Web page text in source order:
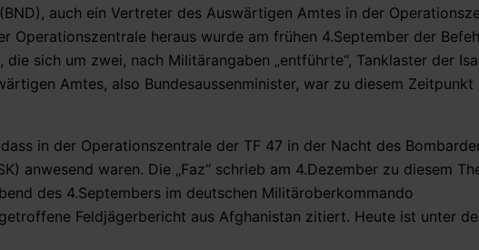
auch ein Vertreter des Auswärtigen Amtes in der
Operationszentrale heraus wurde am frühen 4.September der
sich um zwei, nach Militärangaben „entführte“, Tanklaster der
Amtes, also Bundesaussenminister, war zu diesem Zeitpunkt
in der Operationszentrale der TF 47 in der Nacht des
anwesend waren. Die „Faz“ schrieb am 4.Dezember zu diesem
des 4.Septembers im deutschen Militäroberkommando
Feldjägerbericht aus Afghanistan zitiert. Heute ist unter